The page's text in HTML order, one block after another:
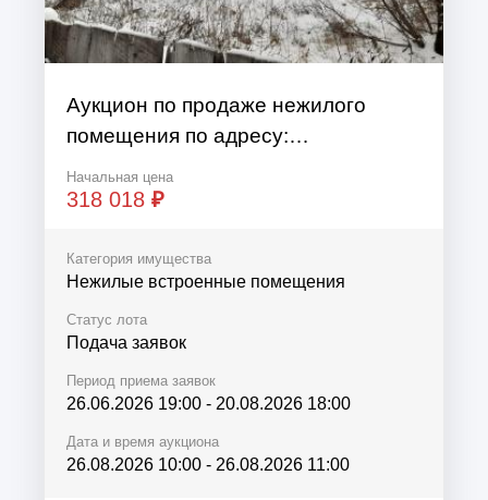
Аукцион по продаже нежилого
помещения по адресу:
Новосибирская обл., р-н.
Венгеровский, с. Венгерово, ул.
Начальная цена
318 018 ₽
Категория имущества
Нежилые встроенные помещения
Статус лота
Подача заявок
Период приема заявок
26.06.2026 19:00 - 20.08.2026 18:00
Дата и время аукциона
26.08.2026 10:00 - 26.08.2026 11:00